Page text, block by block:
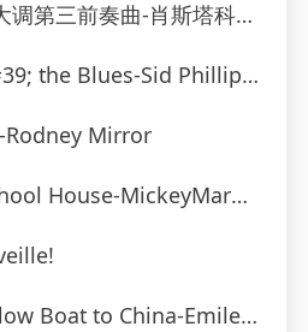
第三前奏曲-肖斯塔科维奇
Sid Phillips、Geraldo Orchestra、His Band
Rodney Mirror
MickeyMar、CardioMixes Fitness
China-Emile Ford & The Checkmates